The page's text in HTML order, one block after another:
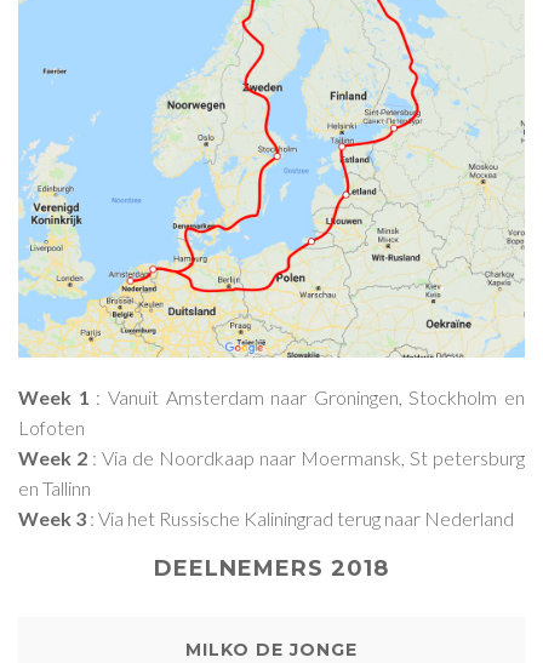
Week 1 : Vanuit Amsterdam naar Groningen, Stockholm en
Lofoten
Week 2 : Via de Noordkaap naar Moermansk, St petersburg
en Tallinn
Week 3 : Via het Russische Kaliningrad terug naar Nederland
DEELNEMERS 2018
MILKO DE JONGE